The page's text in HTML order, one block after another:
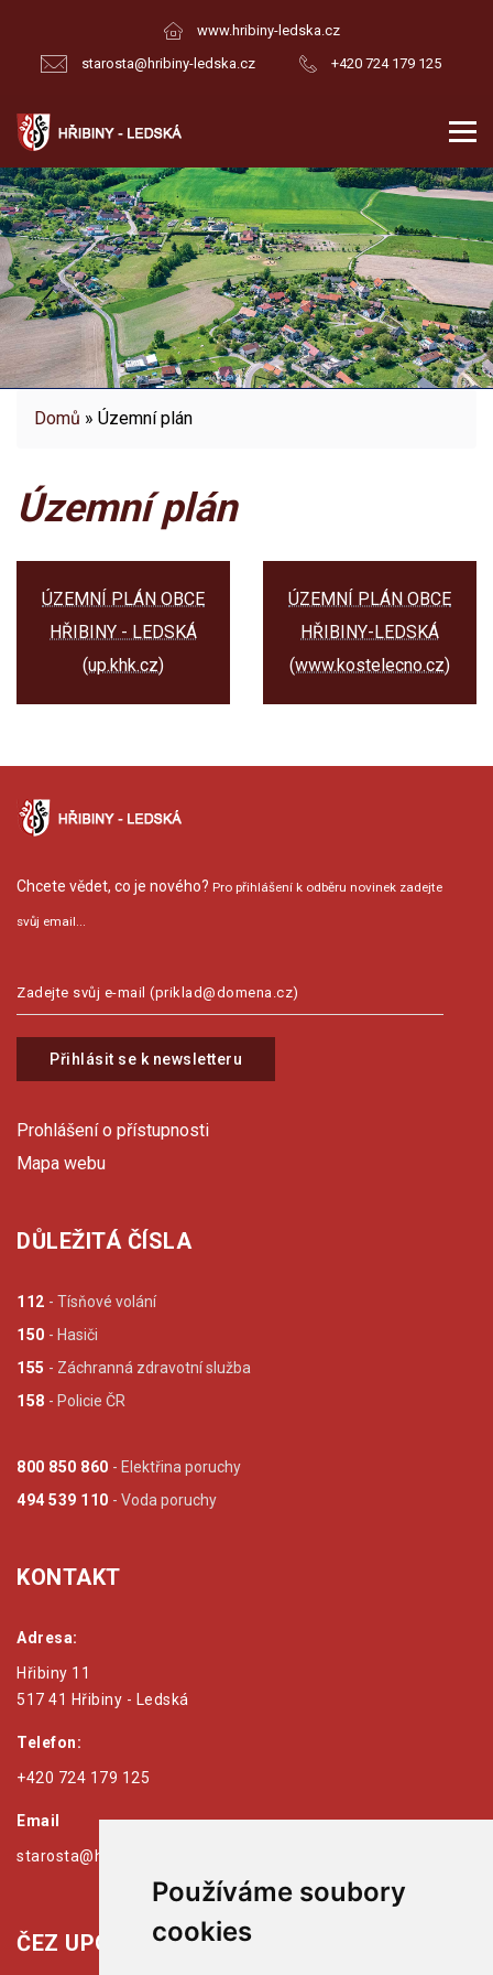
Používáme soubory
cookies
www.hribiny-ledska.cz
starosta@hribiny-ledska.cz
+420 724 179 125
Domů » Územní plán
Územní plán
ÚZEMNÍ PLÁN OBCE
HŘIBINY - LEDSKÁ
(up.khk.cz)
ÚZEMNÍ PLÁN OBCE
HŘIBINY-LEDSKÁ
(www.kostelecno.cz)
Chcete vědet, co je nového? Pro přihlášení k odběru novinek zadejte
svůj email...
Přihlásit se k newsletteru
Prohlášení o přístupnosti
Mapa webu
DŮLEŽITÁ ČÍSLA
112 - Tísňové volání
150 - Hasiči
155 - Záchranná zdravotní služba
158 - Policie ČR
800 850 860 - Elektřina poruchy
494 539 110 - Voda poruchy
KONTAKT
Adresa:
Hřibiny 11
517 41 Hřibiny - Ledská
Telefon:
+420 724 179 125
Email
starosta@hribiny-ledska.cz
ČEZ UPOZORŇUJE: